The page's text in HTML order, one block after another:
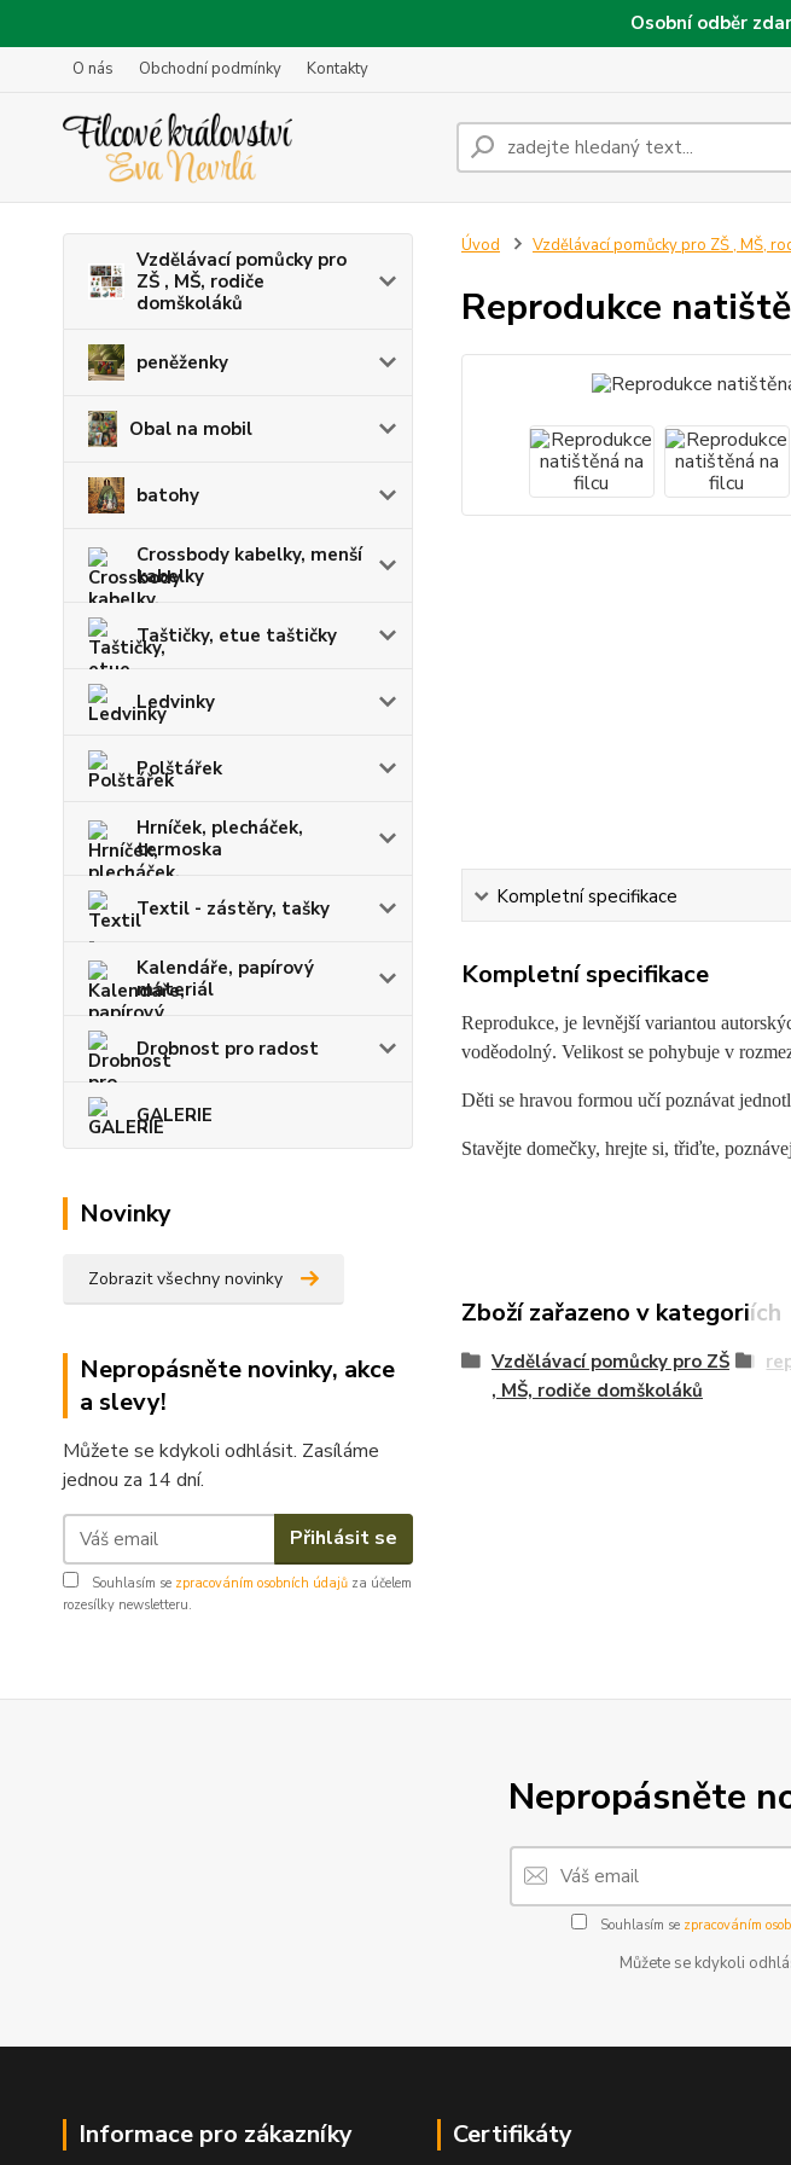
Osobní odběr
O nás Obchodní podmínky Kontakty
Vzdělávací pomůcky pro
ZŠ , MŠ, rodiče
domškoláků
peněženky
Obal na mobil
batohy
Crossbody kabelky, menší
kabelky
Taštičky, etue taštičky
Ledvinky
Polštářek
Hrníček, plecháček,
termoska
Textil - zástěry, tašky
Kalendáře, papírový
materiál
Drobnost pro radost
GALERIE
Novinky
Zobrazit všechny novinky
Nepropásněte novinky, akce
a slevy!
Můžete se kdykoli odhlásit. Zasíláme
jednou za 14 dní.
Přihlásit se
Souhlasím se zpracováním osobních údajů za účelem
rozesílky newsletteru.
Úvod Vzdělávací pomůcky pro ZŠ , MŠ,
Reprodukce
Kompletní specifikace
Kompletní specifikace
Reprodukce, je levnější variantou
voděodolný. Velikost se pohybuje v
Děti se hravou formou učí poznávat
Stavějte domečky, hrejte si, třiďte,
Zboží zařazeno v kategoriích
Vzdělávací pomůcky pro ZŠ
, MŠ, rodiče domškoláků
Nepropásněte
Souhlasím se zpracováním
Můžete se kdykoli
Informace pro zákazníky Certifikáty